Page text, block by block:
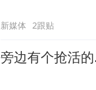
新媒体 2跟贴
旁边有个抢活